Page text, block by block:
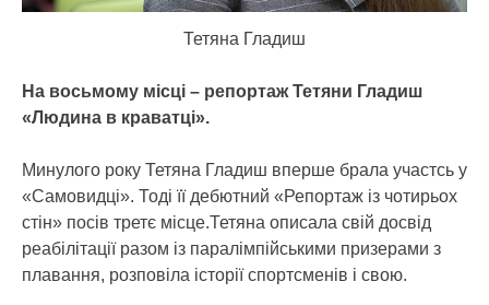
Тетяна Гладиш
На восьмому місці – репортаж Тетяни Гладиш
«Людина в краватці».
Минулого року Тетяна Гладиш вперше брала участсь у
«Самовидці». Тоді її дебютний «Репортаж із чотирьох
стін» посів третє місце.Тетяна описала свій досвід
реабілітації разом із паралімпійськими призерами з
плавання, розповіла історії спортсменів і свою.